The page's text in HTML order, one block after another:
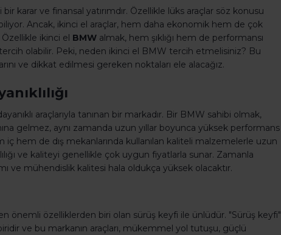
karar ve finansal yatırımdır. Özellikle lüks araçlar söz konusu
Ancak, ikinci el araçlar, hem daha ekonomik hem de çok
ikinci el BMW almak, hem şıklığı hem de performansı
olabilir. Peki, neden ikinci el BMW tercih etmelisiniz? Bu
ve dikkat edilmesi gereken noktaları ele alacağız.
araçlarıyla tanınan bir markadır. Bir BMW sahibi olmak,
gelmez, aynı zamanda uzun yıllar boyunca yüksek performans
iç hem de dış mekanlarında kullanılan kaliteli malzemelerle uzun
ve kaliteyi genellikle çok uygun fiyatlarla sunar. Zamanla
ve mühendislik kalitesi hala oldukça yüksek olacaktır.
en önemli özelliklerden biri olan sürüş keyfi ile ünlüdür. "Sürüş keyfi"
ve bu markanın araçları, mükemmel yol tutuşu, güçlü